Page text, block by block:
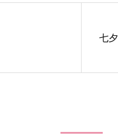
七夕